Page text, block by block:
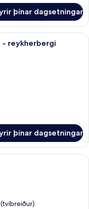
þínar dagsetningar
- 1 stórt tvíbreitt rúm
reykherbergi
þínar dagsetningar
í herbergi, skrifborð,